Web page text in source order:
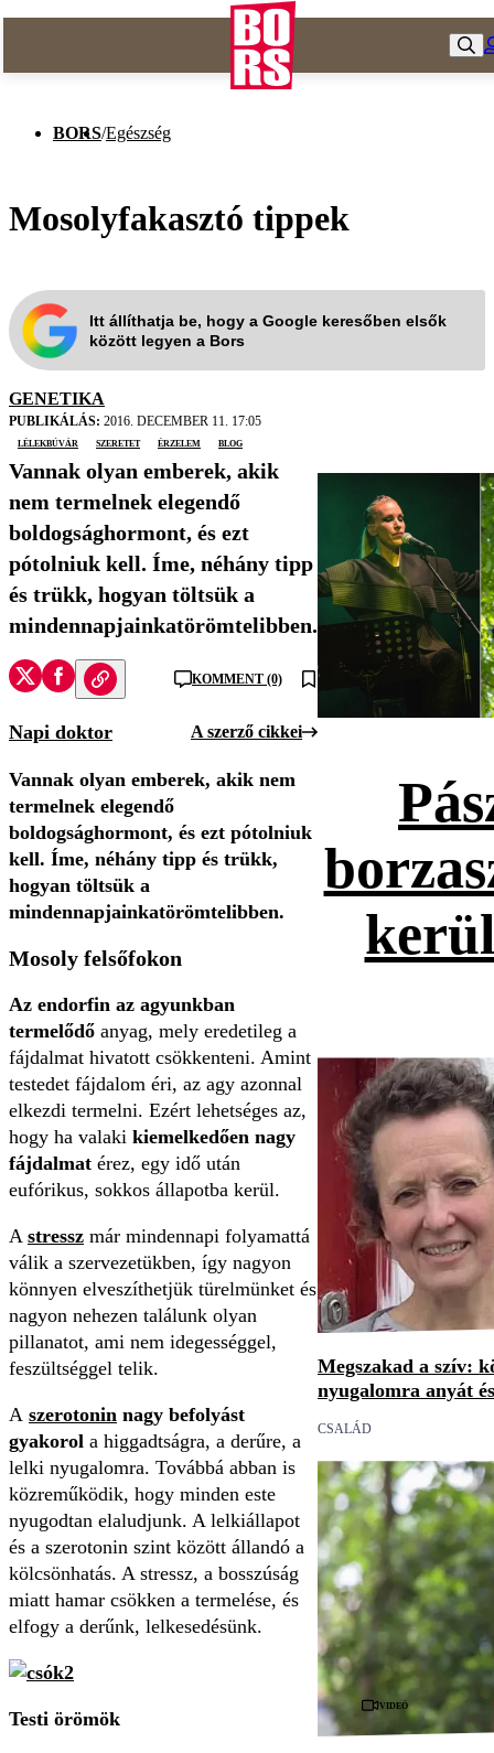
BORS/Egészség
Mosolyfakasztó tippek
Itt állíthatja be, hogy a Google keresőben elsők
között legyen a Bors
GENETIKA
PUBLIKÁLÁS: 2016. DECEMBER 11. 17:05
Lélekbúvár
szeretet érzelem blog
Vannak olyan emberek, akik
nem termelnek elegendő
boldogsághormont, és ezt
pótolniuk kell. Íme, néhány tipp
és trükk, hogyan töltsük a
mindennapjainkatörömtelibben.
KOMMENT (0)
Napi doktor A szerző cikkei
Vannak olyan emberek, akik nem
termelnek elegendő
boldogsághormont, és ezt pótolniuk
kell. Íme, néhány tipp és trükk,
hogyan töltsük a
mindennapjainkatörömtelibben.
Mosoly felsőfokon
Az endorfin az agyunkban
termelődő anyag, mely eredetileg a
fájdalmat hivatott csökkenteni. Amint
testedet fájdalom éri, az agy azonnal
elkezdi termelni. Ezért lehetséges az,
hogy ha valaki kiemelkedően nagy
fájdalmat érez, egy idő után
eufórikus, sokkos állapotba kerül.
A stressz már mindennapi folyamattá
válik a szervezetükben, így nagyon
könnyen elveszíthetjük türelmünket és
nagyon nehezen találunk olyan
pillanatot, ami nem idegességgel,
feszültséggel telik.
A szerotonin nagy befolyást
gyakorol a higgadtságra, a derűre, a
lelki nyugalomra. Továbbá abban is
közreműködik, hogy minden este
nyugodtan elaludjunk. A lelkiállapot
és a szerotonin szint között állandó a
kölcsönhatás. A stressz, a bosszúság
miatt hamar csökken a termelése, és
elfogy a derűnk, lelkesedésünk.
Testi örömök
Megszakad a szív:
nyugalomra anyát
CSALÁD
Videó